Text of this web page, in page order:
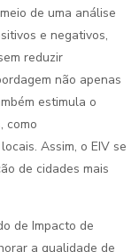
de uma análise
e negativos,
reduzir
não apenas
estimula o
como
Assim, o EIV se
de cidades mais
de Impacto de
a qualidade de